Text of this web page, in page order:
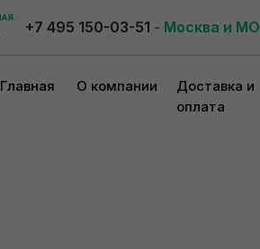
+7 495 150-03-51 - Москва и МО
Главная О компании
Доставка и
оплата